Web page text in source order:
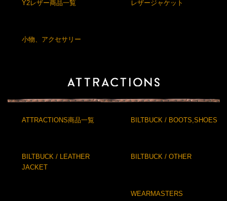
Y2レザー商品一覧 レザージャケット
小物、アクセサリー
ATTRACTIONS商品一覧 BILTBUCK / BOOTS,SHOES
BILTBUCK / LEATHER
JACKET
BILTBUCK / OTHER
WEARMASTERS